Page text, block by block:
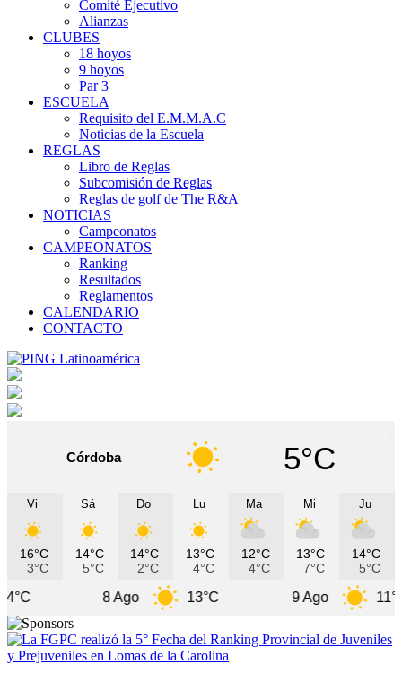
Comité Ejecutivo
Alianzas
CLUBES
18 hoyos
9 hoyos
Par 3
ESCUELA
Requisito del E.M.M.A.C
Noticias de la Escuela
REGLAS
Libro de Reglas
Subcomisión de Reglas
Reglas de golf de The R&A
NOTICIAS
Campeonatos
CAMPEONATOS
Ranking
Resultados
Reglamentos
CALENDARIO
CONTACTO
Córdoba 5°C
Vi
16°C
3°C
Sá
14°C
5°C
Do
14°C
2°C
Lu
13°C
4°C
Ma
12°C
4°C
Mi
13°C
7°C
Ju
14°C
5°C
13°C 11°C